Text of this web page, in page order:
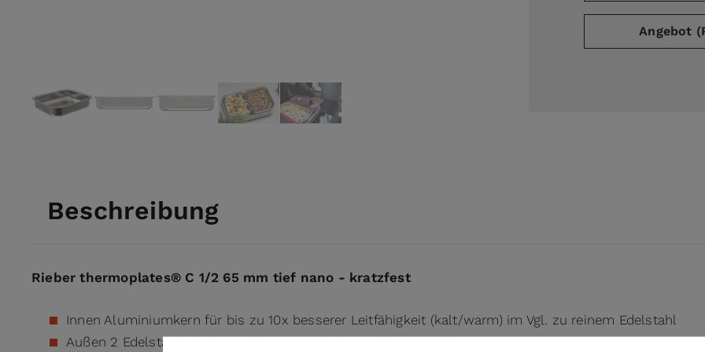
View larger imageView larger imageView larger image
Angebot
Beschreibung
Rieber thermoplates® C 1/2 65 mm tief nano - kratzfest
Innen Aluminiumkern für bis zu 10x besserer Leitfähigkeit (kalt/warm) im Vgl. zu reinem Edelstahl
Außen 2 Edelstahlschichten, lebensmittelecht und hygienisch